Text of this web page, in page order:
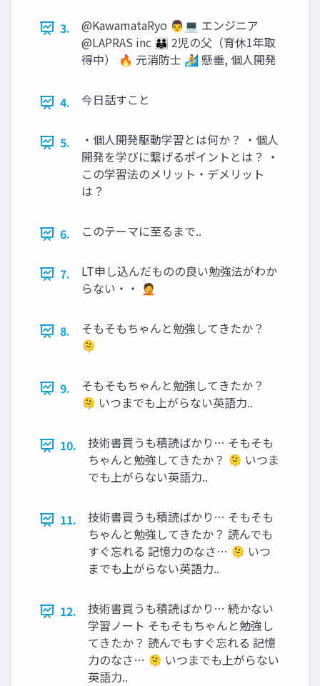
3.
@KawamataRyo 👨💻 エンジニア
@LAPRAS inc 👪 2児の父（育休1年取
得中） 🔥 元消防士 🏄 懸垂, 個人開発
4. 今日話すこと
5.
・個人開発駆動学習とは何か？ ・個人
開発を学びに繋げるポイントとは？ ・
この学習法のメリット・デメリット
は？
6. このテーマに至るまで..
7.
LT申し込んだものの良い勉強法がわか
らない・・ 🤦
8.
そもそもちゃんと勉強してきたか？
🫠
9.
そもそもちゃんと勉強してきたか？
🫠 いつまでも上がらない英語力..
10.
技術書買うも積読ばかり… そもそも
ちゃんと勉強してきたか？ 🫠 いつま
でも上がらない英語力..
11.
技術書買うも積読ばかり… そもそも
ちゃんと勉強してきたか？ 読んでも
すぐ忘れる 記憶力のなさ… 🫠 いつ
までも上がらない英語力..
12.
技術書買うも積読ばかり… 続かない
学習ノート そもそもちゃんと勉強し
てきたか？ 読んでもすぐ忘れる 記憶
力のなさ… 🫠 いつまでも上がらない
英語力..